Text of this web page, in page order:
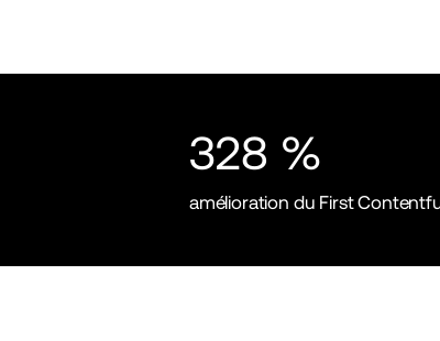
328 %
amélioration du First